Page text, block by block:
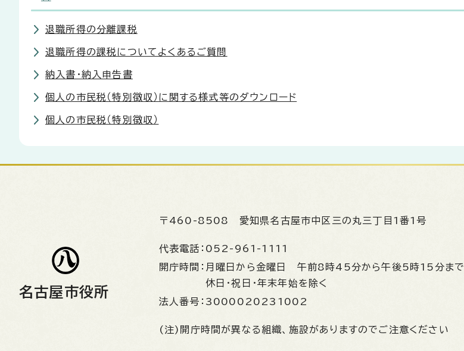
退職所得の分離課税
退職所得の課税についてよくあるご質問
納入書・納入申告書
個人の市民税（特別徴収）に関する様式等のダウンロード
個人の市民税（特別徴収）
名古屋市役所
〒460-8508 愛知県名古屋市中区三の丸三丁目1番1号
代表電話： 052-961-1111
開庁時間： 月曜日から金曜日 午前8時45分から午後5時15分まで
休日・祝日・年末年始を除く
法人番号： 3000020231002
(注)開庁時間が異なる組織、施設がありますのでご注意ください